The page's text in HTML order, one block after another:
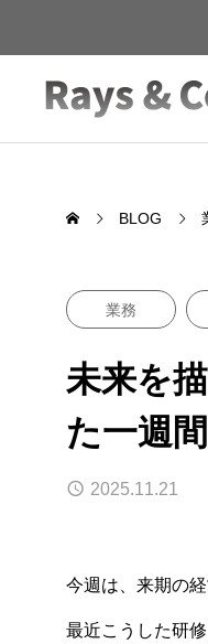
BLOG
業務
未来を
た一週間
2025.11.21
今週は、来期の
最近こうした研